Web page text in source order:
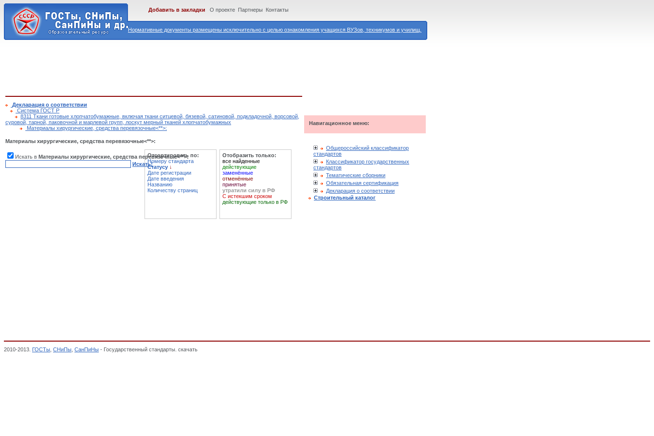
Нормативные документы размещены исключительно с целью ознакомления учащихся ВУЗов, техникумов и училищ.
Добавить в закладки О проекте Партнеры Контакты
Декларация о соответствии
Cистема ГОСТ Р
8311 Ткани готовые хлопчатобумажные, включая ткани ситцевой, бязевой, сатиновой, подкладочной, ворсовой,
суровой, тарной, паковочной и марлевой групп, лоскут мерный тканей хлопчатобумажных
Материалы хирургические, средства перевязочные<**>:
Материалы хирургические, средства перевязочные<**>:
Искать в Материалы хирургические, средства перевязочные<**>:
Искать!
Отсортировать по:
Номеру стандарта
Статусу ↓
Дате регистрации
Дате введения
Названию
Количеству страниц
Отобразить только:
все найденные
действующие
заменённые
отменённые
принятые
утратили силу в РФ
С истекшим сроком
действующие только в РФ
Навигационное меню:
Общероссийский классификатор
стандартов
Классификатор государственных
стандартов
Тематические сборники
Обязательная сертификация
Декларация о соответствии
Строительный каталог
2010-2013. ГОСТы СНиПы СанПиНы - Государственный стандарты. скачать